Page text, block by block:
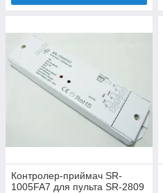
Контролер-приймач SR-
1005FA7 для пульта SR-2809